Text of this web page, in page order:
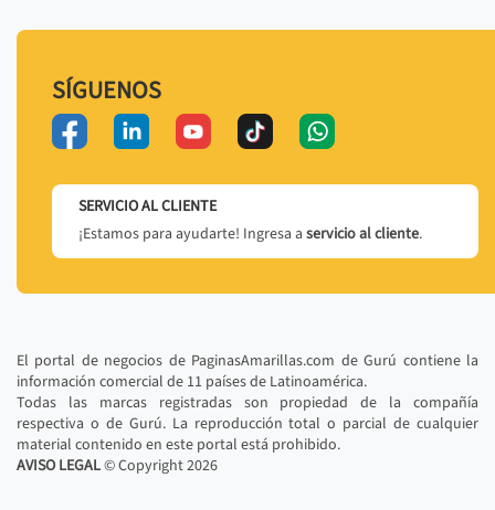
SÍGUENOS
SERVICIO AL CLIENTE
¡Estamos para ayudarte! Ingresa a servicio al cliente.
El portal de negocios de PaginasAmarillas.com de Gurú contiene la
información comercial de 11 países de Latinoamérica.
Todas las marcas registradas son propiedad de la compañía
respectiva o de Gurú. La reproducción total o parcial de cualquier
material contenido en este portal está prohibido.
AVISO LEGAL© Copyright2026